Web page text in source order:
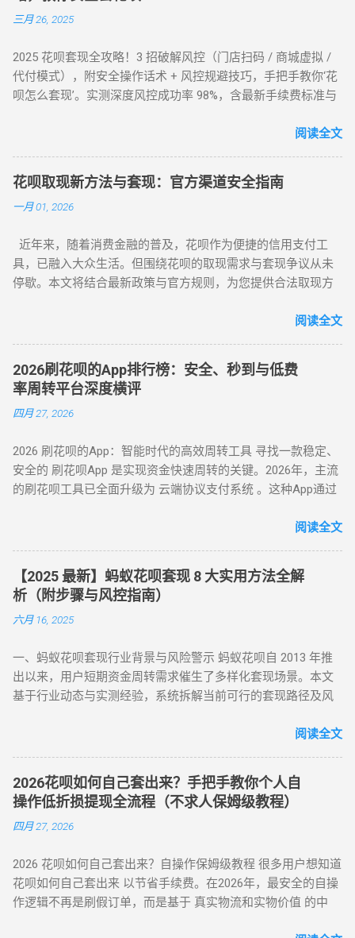
三月 26, 2025
2025 花呗套现全攻略！3 招破解风控（门店扫码 / 商城虚拟 /
代付模式），附安全操作话术 + 风控规避技巧，手把手教你‘花
呗怎么套现’。实测深度风控成功率 98%，含最新手续费标准与
教程：全场景风控破解攻略，教你安全套花呗 在移动支付普
成为用户关注的焦点。本文将针对不同风控等级的花呗账户，
提供系统性的套现解决方案，帮助用户在合规前提下实现额度
变现。如果你正在搜索 “花呗怎么套现” 或 “花呗套现教程”，本
呗：门店扫码套现法，秒到账的快捷操作 对于未触发风控的花
呗账户，最直接的套现方式是通过实体门店完成。 操作步骤如
下： 寻找支持花呗的实体商家 ：如便利店、餐饮店等，确认其
款码，选择花呗支付指定金额。 实时结算 ：商家收到款项后，
扣除手续费将资金转回用户账户。此方法无需复杂流程，资金
秒到账，尤其适合小额至中大额的套现需求，是 “花呗怎么套
现” 最便捷的答案。 二、普通风控账户：线上商城虚拟交易，
500-1000 元），可通过线上商城的虚拟交易模式实现套现。 具
风控账户兼容性较高的平台。 创建虚拟订单 ：选购电子卡券、
话费充值等虚拟商品，使用花呗支付。 模拟物流确认 ：商家提
供虚假物流信息后，用户在订单页面点击 “确认收货”。 快速回
法通过模拟真实购物场景，有效规避单笔限额，是 “花呗套现教
程” 中针对普通风控的核心策略。 三、深度风控账户：代付模
式破解，20-100 元也能全额套现 针对仅能支付 20-100 元或完
全无法交易的深度风控账户，代付模式成为终极解决方案。 操
（如小米商城、淘宝天猫），生成代付二维码。 扫码代付 ：用
户使用支付宝扫描代付码，选择花呗完成支付。 资金流转 ：商
家确认收款后，扣除手续费将资金转入用户账户。此方法突破
所有风控限制，即使花呗被深度风控也能实现套现，是...
阅读全文
花呗取现新方法与套现：官方渠道安全指南
一月 01, 2026
近年来，随着消费金融的普及，花呗作为便捷的信用支付工
具，已融入大众生活。但围绕花呗的取现需求与套现争议从未
停歇。本文将结合最新政策与官方规则，为您提供合法取现方
为何限制套现？官方明令禁止的三大原因 花呗自 2015 年上线
景。以下是套现行为被严格限制的核心原因： 法律风险 ：套现
属于非法资金转移行为，涉及虚构交易、虚假退款等操作，可
能触犯《反洗钱法》及金融监管条例。 账户安全 ：第三方套现
平台常伴随信息泄露、诈骗风险，导致用户资金损失或账户被
结、芝麻分下降，甚至影响个人征信记录。 据 2024 年央行数
据显示，因套现被关闭花呗功能的用户同比增长 37%，部分用
户更因违规操作被列入金融机构黑名单。 二、2025 年花呗取现
付宝于近期升级「备用金」功能，实现花呗额度直接取现至银
行卡。具体操作步骤如下： 入口激活 ：打开支付宝 APP → 点
击「我的」→ 进入「花呗」页面，找到「备用金」开通入口。
额度确认 ：备用金额度与花呗可用额度实时同步（部分用户享
刷脸认证，确认利率及还款规则。 资金划转 ：输入取现金额
到账。 关键提示 ： 取现后花呗额度同步扣减，还款与花呗账
单合并，支持随时提前结清且无手续费。 备用金年化利率 7.2%
起，低于多数套现平台的高额手续费（通常达 10%-15%）。
部分用户尝试通过正规手段套现。 以下为常见套现方式： 套现
方式 操作流程 等级 到账时间 虚假交易 通过淘宝店铺刷单后退
款 ★★★★★ 5-30分钟左右 第三方平台 使用「黎明花呗」等
工具转账 ★★★★☆ 5分钟左右 线下扫码套现 扫描商家二维码
直接通过银行渠道取现，手续费约 1%-3%，日息 0.05%。 借呗
/ 网商贷 ：纯线上信用贷款，额度独立，年化利率低至 7.3%。
亲友代付 ：通过正规消费场景周转资...
阅读全文
2026刷花呗的App排行榜：安全、秒到与低费
率周转平台深度横评
四月 27, 2026
2026 刷花呗的App：智能时代的高效周转工具 寻找一款稳定、
安全的 刷花呗App 是实现资金快速周转的关键。2026年，主流
的刷花呗工具已全面升级为 云端协议支付系统 。这种App通过
呗额度通过模拟购物流程转化为可提现余额。目前主流App的综
款 多通道备份 隐私加密 在移动支付高度发达的今天，刷花呗
已不再需要传统的线下寻找商家。只需通过手机下载特定的周
转 App 或关注 H5 平台，即可实现“足不出户，额度变现”。
一、 2026 年主流刷花呗 App 模式对比 App 类型 技术核心 到账
⭐⭐⭐⭐ 电商代购助手 真实物流单号生成 T+1 隔天 ⭐⭐⭐⭐⭐ 虚
拟卡回购平台 话费/卡券回收 1-2 小时 ⭐⭐⭐ 二、 如何正确使用
App 刷取花呗？ 为了保障资金安全与账户健康，使用此类 App
阅读全文
【2025 最新】蚂蚁花呗套现 8 大实用方法全解
析（附步骤与风控指南）
六月 16, 2025
一、蚂蚁花呗套现行业背景与风险警示 蚂蚁花呗自 2013 年推
出以来，用户短期资金周转需求催生了多样化套现场景。本文
基于行业动态与实测经验，系统拆解当前可行的套现路径及风
行为存在账户限制风险，需谨慎评估 ）。 二、2025 年花呗套
型 —— 小额应急首选 方法 1：可信商家扫码套现 操作流程 ：
通过资质认证平台获取实名商家收款码（需查验营业执照）；
花呗支付后，商家扣除 8%-15% 手续费实时返现至支付宝 / 微
信。 优势 ：10 分钟极速到账，操作极简 劣势 ：手续费偏高，
案 方法 2：电商平台虚拟卡券套现 操作流程 ： 在淘宝 / 天猫
购买京东 E 卡、加油卡等虚拟商品（单笔≤5000 元）； 通过
“京回收” 等卡券平台以 92-96 折出售，资金秒到银行卡。 优势
阅读全文
2026花呗如何自己套出来？手把手教你个人自
操作低折损提现全流程（不求人保姆级教程）
四月 27, 2026
2026 花呗如何自己套出来？自操作保姆级教程 很多用户想知道
花呗如何自己套出来 以节省手续费。在2026年，最安全的自操
作逻辑不再是刷假订单，而是基于 真实物流和实物价值 的中